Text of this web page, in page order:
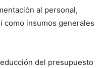
al personal,
como insumos generales
del presupuesto